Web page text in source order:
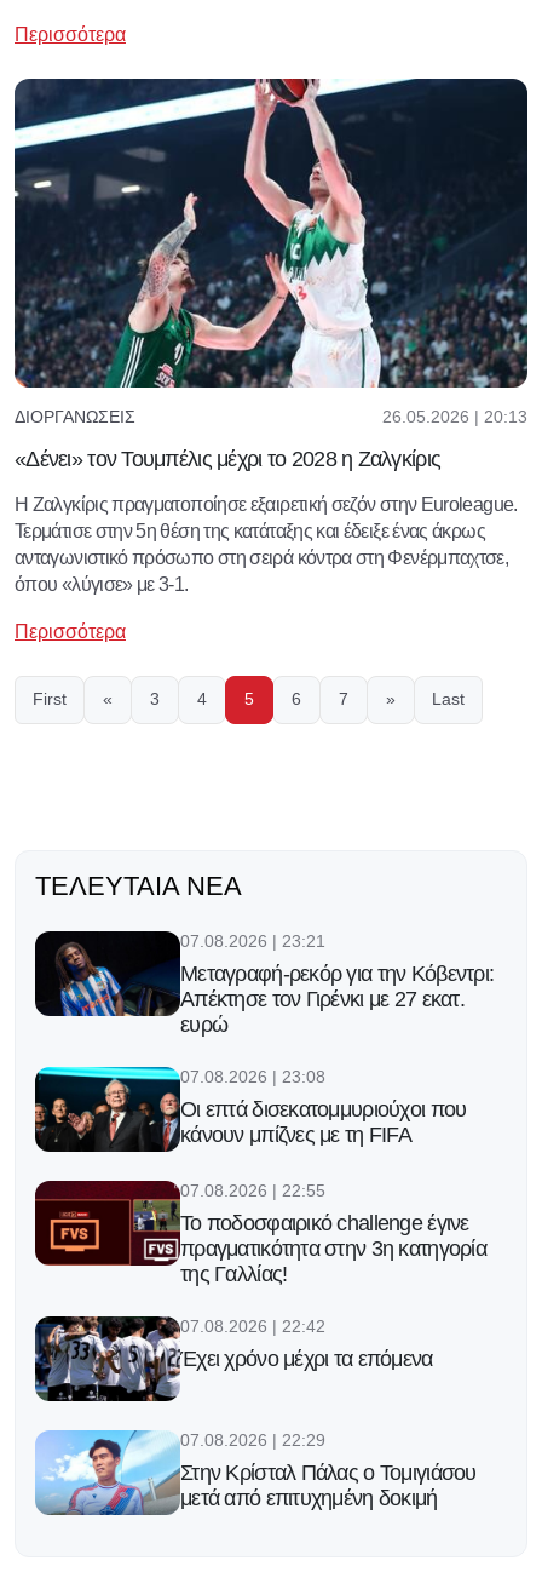
Περισσότερα
ΔΙΟΡΓΑΝΏΣΕΙΣ 26.05.2026 | 20:13
«Δένει» τον Τουμπέλις μέχρι το 2028 η Ζαλγκίρις
Η Ζαλγκίρις πραγματοποίησε εξαιρετική σεζόν στην Euroleague.
Τερμάτισε στην 5η θέση της κατάταξης και έδειξε ένας άκρως
ανταγωνιστικό πρόσωπο στη σειρά κόντρα στη Φενέρμπαχτσε,
όπου «λύγισε» με 3-1.
Περισσότερα
First « 3 4 5 6 7 » Last
ΤΕΛΕΥΤΑΊΑ ΝΈΑ
07.08.2026 | 23:21
Μεταγραφή-ρεκόρ για την Κόβεντρι:
Απέκτησε τον Γιρένκι με 27 εκατ.
ευρώ
07.08.2026 | 23:08
Οι επτά δισεκατομμυριούχοι που
κάνουν μπίζνες με τη FIFA
07.08.2026 | 22:55
Το ποδοσφαιρικό challenge έγινε
πραγματικότητα στην 3η κατηγορία
της Γαλλίας!
07.08.2026 | 22:42
Έχει χρόνο μέχρι τα επόμενα
07.08.2026 | 22:29
Στην Κρίσταλ Πάλας ο Τομιγιάσου
μετά από επιτυχημένη δοκιμή